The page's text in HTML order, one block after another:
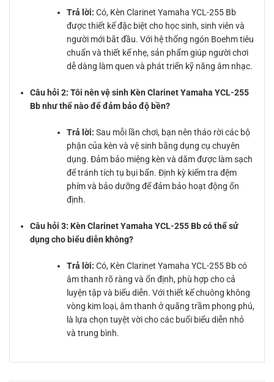
Trả lời: Có, Kèn Clarinet Yamaha YCL-255 Bb
được thiết kế đặc biệt cho học sinh, sinh viên và
người mới bắt đầu. Với hệ thống ngón Boehm tiêu
chuẩn và thiết kế nhẹ, sản phẩm giúp người chơi
dễ dàng làm quen và phát triển kỹ năng âm nhạc.
Câu hỏi 2: Tôi nên vệ sinh Kèn Clarinet Yamaha YCL-255
Bb như thế nào để đảm bảo độ bền?
Trả lời: Sau mỗi lần chơi, bạn nên tháo rời các bộ
phận của kèn và vệ sinh bằng dụng cụ chuyên
dụng. Đảm bảo miệng kèn và dăm được làm sạch
để tránh tích tụ bụi bẩn. Định kỳ kiểm tra đệm
phím và bảo dưỡng để đảm bảo hoạt động ổn
định.
Câu hỏi 3: Kèn Clarinet Yamaha YCL-255 Bb có thể sử
dụng cho biểu diễn không?
Trả lời: Có, Kèn Clarinet Yamaha YCL-255 Bb có
âm thanh rõ ràng và ổn định, phù hợp cho cả
luyện tập và biểu diễn. Với thiết kế chuông không
vòng kim loại, âm thanh ở quãng trầm phong phú,
là lựa chọn tuyệt vời cho các buổi biểu diễn nhỏ
và trung bình.